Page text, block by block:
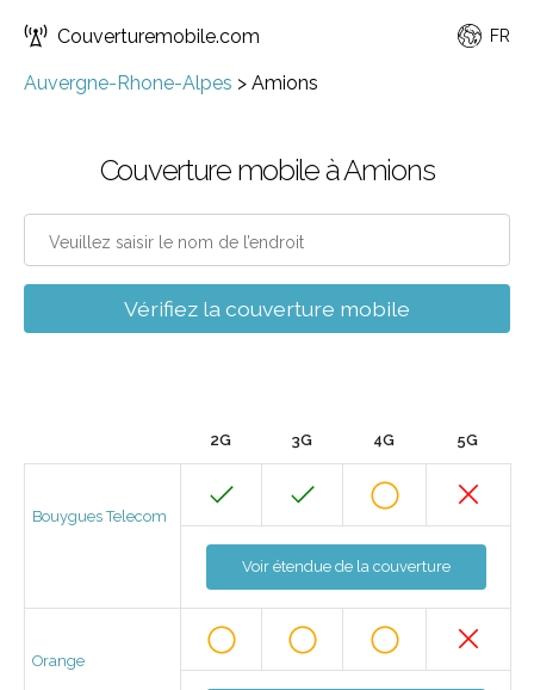
Couverturemobile.com FR
Auvergne-Rhone-Alpes > Amions
Couverture mobile à Amions
Vérifiez la couverture mobile
2G 3G 4G 5G
Bouygues Telecom
Voir étendue de la couverture
Orange